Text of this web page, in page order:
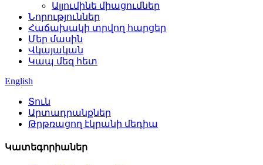
Ալյումինե միացումներ
Նորություններ
Հաճախակի տրվող հարցեր
Մեր մասին
Վկայական
Կապ մեզ հետ
English
Տուն
Արտադրանքներ
Թրթռացող էկրանի մեդիա
Կատեգորիաներ